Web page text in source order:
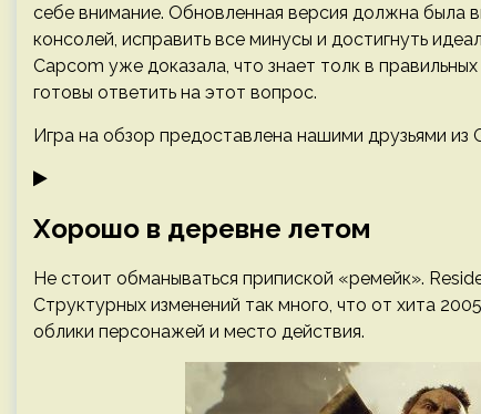
себе внимание. Обновленная версия должна была
консолей, исправить все минусы и достигнуть
Capcom уже доказала, что знает толк в
готовы ответить на этот вопрос.
Игра на обзор предоставлена нашими друзьями из
Хорошо в деревне летом
Не стоит обманываться припиской «ремейк».
Структурных изменений так много, что от хита
облики персонажей и место действия.